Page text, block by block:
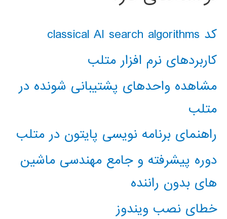
کد classical AI search algorithms
کاربردهای نرم افزار متلب
مشاهده واحدهای پشتیبانی شونده در
متلب
راهنمای برنامه نویسی پایتون در متلب
دوره پیشرفته و جامع مهندسی ماشین
های بدون راننده
خطای نصب ویندوز